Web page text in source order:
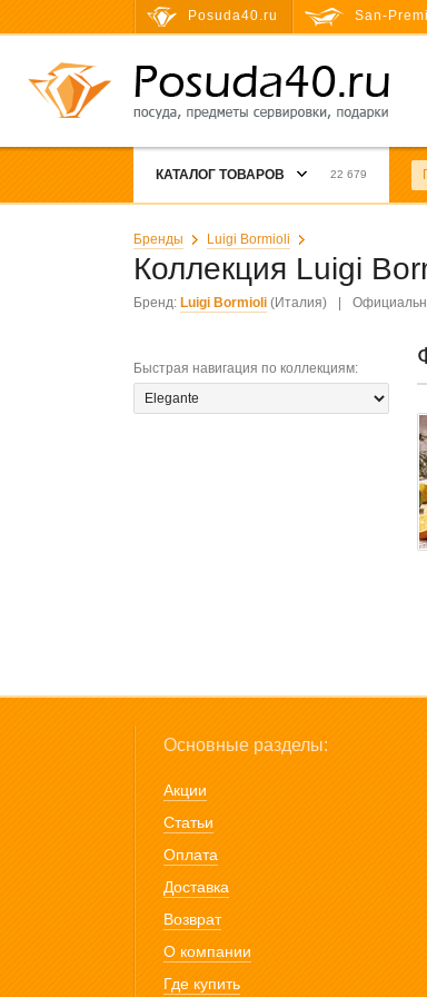
Posuda40.ru San-
КАТАЛОГ ТОВАРОВ 22 679
Бренды Luigi Bormioli
Коллекция Luigi
Бренд: Luigi Bormioli (Италия)
Быстрая навигация по коллекциям:
Основные разделы:
Акции
Статьи
Оплата
Доставка
Возврат
О компании
Где купить